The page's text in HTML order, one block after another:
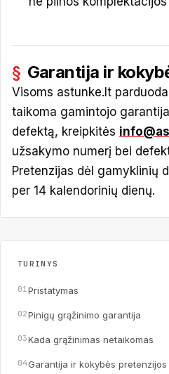
TURINYS
Pristatymas
Pinigų grąžinimo garantija
Kada grąžinimas netaikomas
Garantija ir kokybės pretenzijos
Garantija ir
Visoms astunke.lt
taikoma gamintojo
defektą, kreipkitės
užsakymo numerį bei
Pretenzijas dėl gamyklinių
per 14 kalendorinių dienų.